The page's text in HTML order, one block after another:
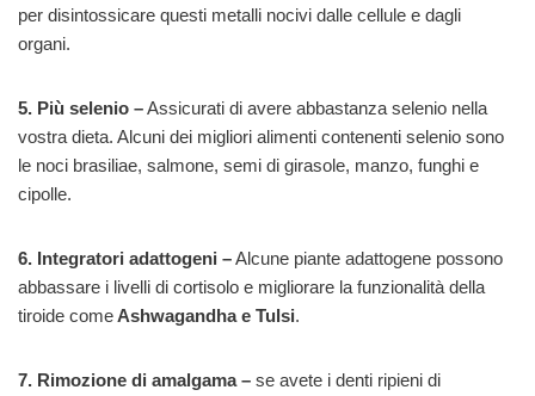
per disintossicare questi metalli nocivi dalle cellule e dagli
organi.
5. Più selenio –Assicurati di avere abbastanza selenio nella
vostra dieta. Alcuni dei migliori alimenti contenenti selenio sono
le noci brasiliae, salmone, semi di girasole, manzo, funghi e
cipolle.
6. Integratori adattogeni –Alcune piante adattogene possono
abbassare i livelli di cortisolo e migliorare la funzionalità della
tiroide comeAshwagandha e Tulsi.
7. Rimozione di amalgama – se avete i denti ripieni di